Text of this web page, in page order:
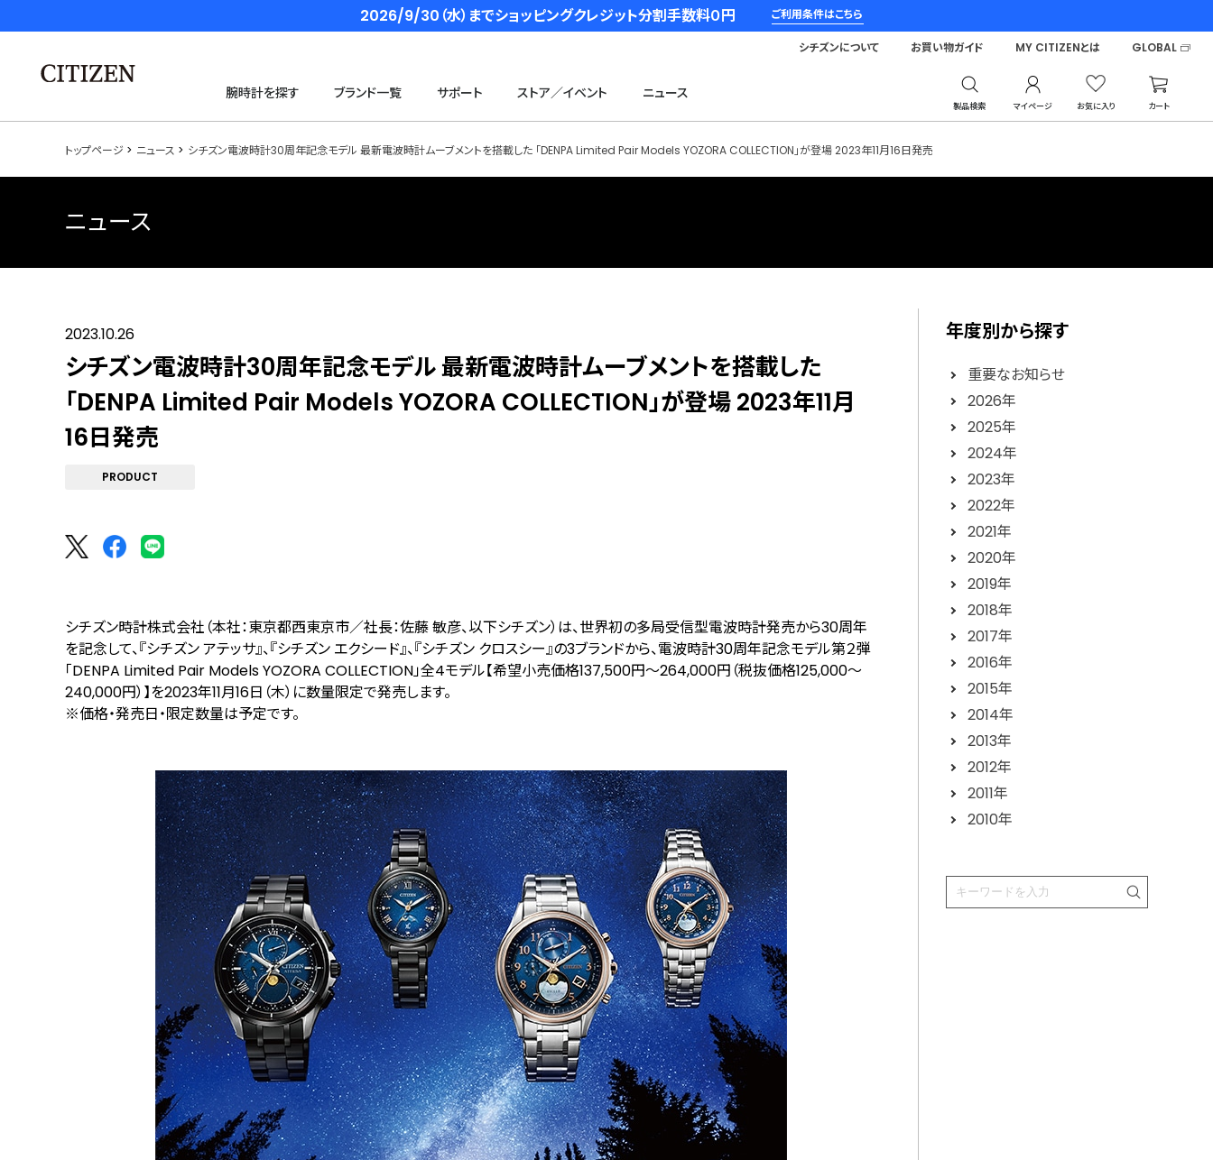
2026/9/30（水）までショッピングクレジット分割手数料０円 ご利用条件はこちら
腕時計を探す ブランド一覧 サポート ストア／イベント ニュース
製品検索 マイページ お気に入り カート
シチズンについて お買い物ガイド MY CITIZENとは GLOBAL
トップページ ニュース シチズン電波時計30周年記念モデル 最新電波時計ムーブメントを搭載した 「DENPA Limited Pair Models YOZORA COLLECTION」が登場 2023年11月16日発売
ニュース
2023.10.26
シチズン電波時計30周年記念モデル 最新電波時計ムーブメントを搭載した
「DENPA Limited Pair Models YOZORA COLLECTION」が登場 2023年11月
16日発売
PRODUCT
シチズン時計株式会社（本社：東京都西東京市／社長：佐藤 敏彦、以下シチズン）は、世界初の多局受信型電波時計発売から30周年
を記念して、『シチズン アテッサ』、『シチズン エクシード』、『シチズン クロスシー』の3ブランドから、電波時計30周年記念モデル第２弾
「DENPA Limited Pair Models YOZORA COLLECTION」全4モデル【希望小売価格137,500円～264,000円（税抜価格125,000～
240,000円）】を2023年11月16日（木）に数量限定で発売します。
※価格・発売日・限定数量は予定です。
年度別から探す
重要なお知らせ
2026年
2025年
2024年
2023年
2022年
2021年
2020年
2019年
2018年
2017年
2016年
2015年
2014年
2013年
2012年
2011年
2010年